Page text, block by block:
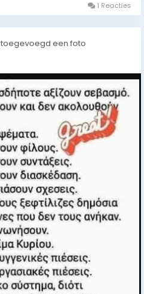
1 Reacties
toegevoegd een foto